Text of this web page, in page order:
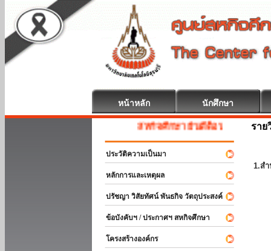
หน้าหลัก นักศึกษา
สหกิจศึกษา ยินดีต้อนรับ
ประวัติความเป็นมา
หลักการและเหตุผล
ปรัชญา วิสัยทัศน์ พันธกิจ วัตถุประสงค์
ข้อบังคับฯ / ประกาศฯ สหกิจศึกษา
โครงสร้างองค์กร
ราย
1.ส